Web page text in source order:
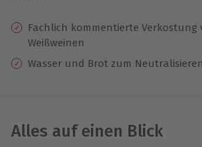
10 Jahre gültig & verlängerbar.
Fachlich kommentierte Verkostung
Weißweinen
Wasser und Brot zum Neutralisieren
Alles auf einen Blick